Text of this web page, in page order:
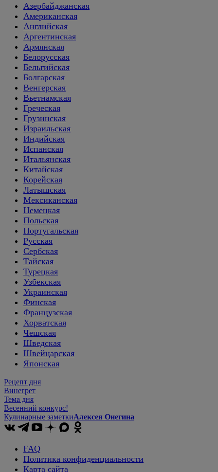
Азербайджанская
Американская
Английская
Аргентинская
Армянская
Белорусская
Бельгийская
Болгарская
Венгерская
Вьетнамская
Греческая
Грузинская
Израильская
Индийская
Испанская
Итальянская
Китайская
Корейская
Латышская
Мексиканская
Немецкая
Польская
Португальская
Русская
Сербская
Тайская
Турецкая
Узбекская
Украинская
Финская
Французская
Хорватская
Чешская
Шведская
Швейцарская
Японская
Рецепт дня
Винегрет
Тема дня
Весенний конкурс!
Кулинарные заметкиАлексея Онегина
FAQ
Политика конфиденциальности
Карта сайта